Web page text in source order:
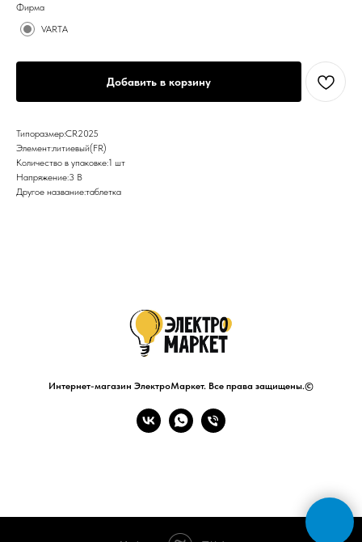
Фирма
VARTA
Добавить в корзину
Типоразмер:CR2025
Элемент:литиевый(FR)
Количество в упаковке:1 шт
Напряжение:3 В
Другое название:таблетка
Интернет-магазин ЭлектроМаркет. Все права защищены.©